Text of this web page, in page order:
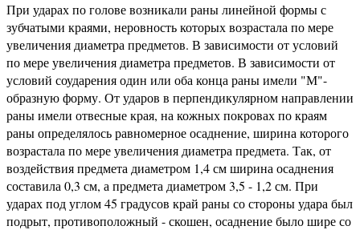
При ударах по голове возникали раны линейной формы с
зубчатыми краями, неровность которых возрастала по мере
увеличения диаметра предметов. В зависимости от условий
по мере увеличения диаметра предметов. В зависимости от
условий соударения один или оба конца раны имели "М"-
образную форму. От ударов в перпендикулярном направлении
раны имели отвесные края, на кожных покровах по краям
раны определялось равномерное осаднение, ширина которого
возрастала по мере увеличения диаметра предмета. Так, от
воздействия предмета диаметром 1,4 см ширина осаднения
составила 0,3 см, а предмета диаметром 3,5 - 1,2 см. При
ударах под углом 45 градусов край раны со стороны удара был
подрыт, противоположный - скошен, осаднение было шире со